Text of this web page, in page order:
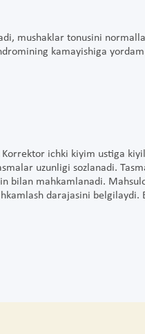
mushaklar tonusini
kamayishiga
ichki kiyim ustiga
uzunligi sozlanadi.
bilan mahkamlanadi.
darajasini belgilaydi.